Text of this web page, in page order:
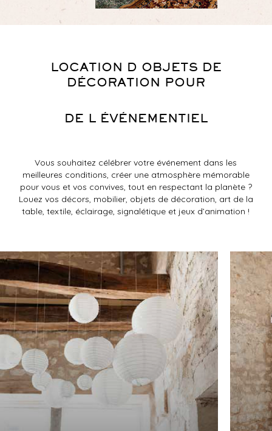
LOCATION D OBJETS DE
DÉCORATION POUR
DE L ÉVÉNEMENTIEL
Vous souhaitez célébrer votre événement dans les
meilleures conditions, créer une atmosphère mémorable
pour vous et vos convives, tout en respectant la planète ?
Louez vos décors, mobilier, objets de décoration, art de la
table, textile, éclairage, signalétique et jeux d’animation !